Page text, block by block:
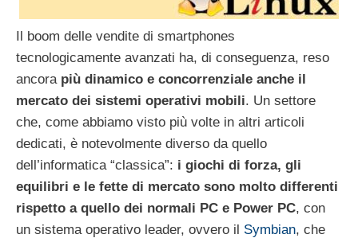
Il boom delle vendite di smartphones
tecnologicamente avanzati ha, di conseguenza, reso
ancora più dinamico e concorrenziale anche il
mercato dei sistemi operativi mobili. Un settore
che, come abbiamo visto più volte in altri articoli
dedicati, è notevolmente diverso da quello
dell’informatica “classica”: i giochi di forza, gli
equilibri e le fette di mercato sono molto differenti
rispetto a quello dei normali PC e Power PC, con
un sistema operativo leader, ovvero il Symbian, che